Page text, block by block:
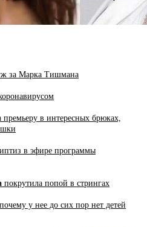
за Марка Тишмана
премьеру в интересных брюках,
в эфире программы
покрутила попой в стрингах
у нее до сих пор нет детей